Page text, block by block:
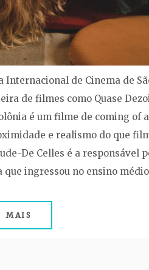
de Cinema de
de filmes como Quase
é um filme de coming of
e realismo do que
De Celles é a responsável
ingressou no ensino
MAIS